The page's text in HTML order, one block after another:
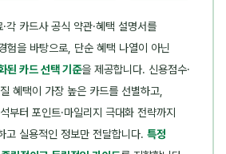
각 카드사 공식 약관·혜택 설명서를
험을 바탕으로, 단순 혜택 나열이 아닌
된 카드 선택 기준을 제공합니다. 신용점수·
혜택이 가장 높은 카드를 선별하고,
부터 포인트·마일리지 극대화 전략까지
고 실용적인 정보만 전달합니다. 특정